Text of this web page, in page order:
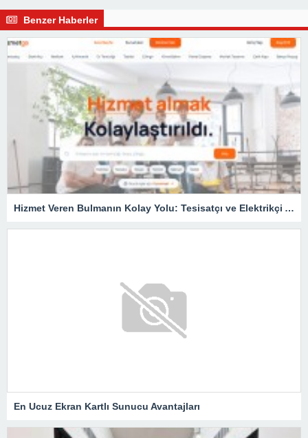
Benzer Haberler
Hizmet Veren Bulmanın Kolay Yolu: Tesisatçı ve Elektrikçi Ararken Nelere Dikkat Edilmeli?
En Ucuz Ekran Kartlı Sunucu Avantajları